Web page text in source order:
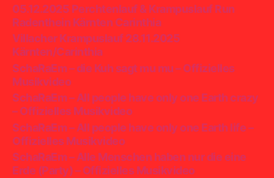
05.12.2025 Perchtenlauf & Krampuslauf Run
Radenthein Kärnten Carinthia
Villacher Krampuslauf 28.11.2025
Kärnten/Carinthia
SchaRaEm – die Kuh sagt mu mu – Offizielles
Musikvideo
SchaRaEm – All people have only one Earth crazy
– Offizielles Musikvideo
SchaRaEm – All people have only one Earth life –
Offizielles Musikvideo
SchaRaEm – Alle Menschen haben nur die eine
Erde (Party) – Offizielles Musikvideo